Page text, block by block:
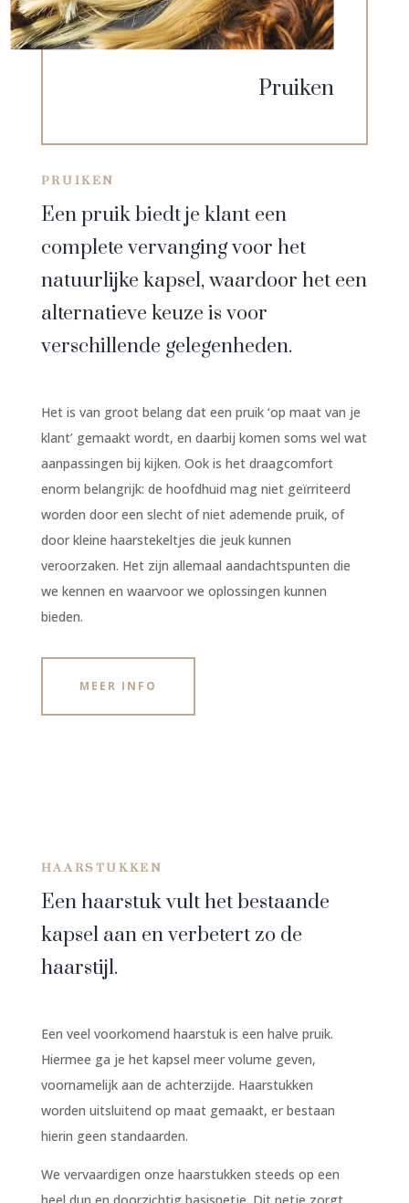
Pruiken
PRUIKEN
Een pruik biedt je klant een
complete vervanging voor het
natuurlijke kapsel, waardoor het een
alternatieve keuze is voor
verschillende gelegenheden.
Het is van groot belang dat een pruik ‘op maat van je
klant’ gemaakt wordt, en daarbij komen soms wel wat
aanpassingen bij kijken. Ook is het draagcomfort
enorm belangrijk: de hoofdhuid mag niet geïrriteerd
worden door een slecht of niet ademende pruik, of
door kleine haarstekeltjes die jeuk kunnen
veroorzaken. Het zijn allemaal aandachtspunten die
we kennen en waarvoor we oplossingen kunnen
bieden.
MEER INFO
HAARSTUKKEN
Een haarstuk vult het bestaande
kapsel aan en verbetert zo de
haarstijl.
Een veel voorkomend haarstuk is een halve pruik.
Hiermee ga je het kapsel meer volume geven,
voornamelijk aan de achterzijde. Haarstukken
worden uitsluitend op maat gemaakt, er bestaan
hierin geen standaarden.
We vervaardigen onze haarstukken steeds op een